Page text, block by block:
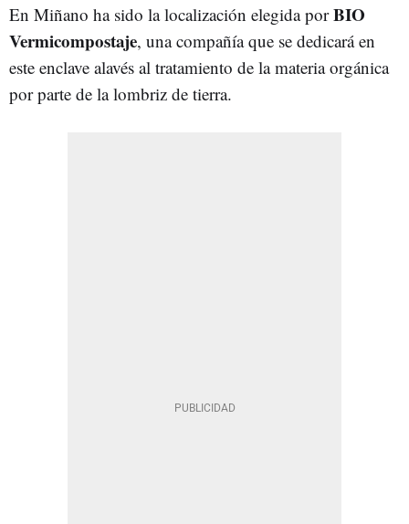
En Miñano ha sido la localización elegida porBIO
Vermicompostaje, una compañía que se dedicará en
este enclave alavés al tratamiento de la materia orgánica
por parte de la lombriz de tierra.